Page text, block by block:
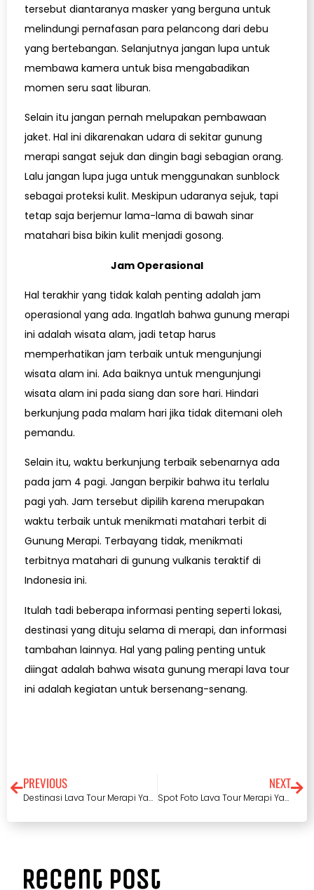
tersebut diantaranya masker yang berguna untuk
melindungi pernafasan para pelancong dari debu
yang bertebangan. Selanjutnya jangan lupa untuk
membawa kamera untuk bisa mengabadikan
momen seru saat liburan.
Selain itu jangan pernah melupakan pembawaan
jaket. Hal ini dikarenakan udara di sekitar gunung
merapi sangat sejuk dan dingin bagi sebagian orang.
Lalu jangan lupa juga untuk menggunakan sunblock
sebagai proteksi kulit. Meskipun udaranya sejuk, tapi
tetap saja berjemur lama-lama di bawah sinar
matahari bisa bikin kulit menjadi gosong.
Jam Operasional
Hal terakhir yang tidak kalah penting adalah jam
operasional yang ada. Ingatlah bahwa gunung merapi
ini adalah wisata alam, jadi tetap harus
memperhatikan jam terbaik untuk mengunjungi
wisata alam ini. Ada baiknya untuk mengunjungi
wisata alam ini pada siang dan sore hari. Hindari
berkunjung pada malam hari jika tidak ditemani oleh
pemandu.
Selain itu, waktu berkunjung terbaik sebenarnya ada
pada jam 4 pagi. Jangan berpikir bahwa itu terlalu
pagi yah. Jam tersebut dipilih karena merupakan
waktu terbaik untuk menikmati matahari terbit di
Gunung Merapi. Terbayang tidak, menikmati
terbitnya matahari di gunung vulkanis teraktif di
Indonesia ini.
Itulah tadi beberapa informasi penting seperti lokasi,
destinasi yang dituju selama di merapi, dan informasi
tambahan lainnya. Hal yang paling penting untuk
diingat adalah bahwa wisata gunung merapi lava tour
ini adalah kegiatan untuk bersenang-senang.
PREVIOUS
Destinasi Lava Tour Merapi Yang Cocok Untuk Para Pelancong
NEXT
Spot Foto Lava Tour Merapi Yang Luar Biasa
Recent Post